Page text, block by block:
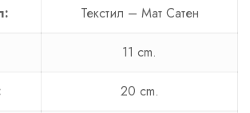
Текстил – Мат Сатен
11 cm.
20 cm.